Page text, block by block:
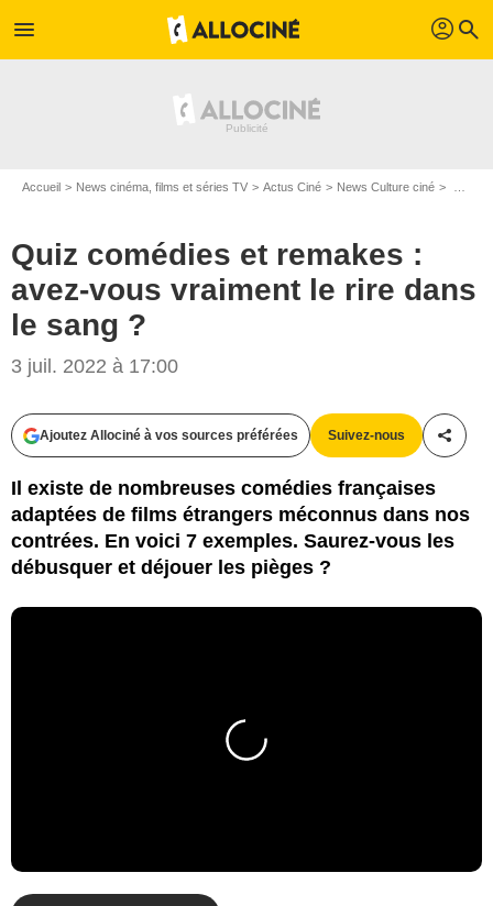
menu profil search
Accueil News cinéma, films et séries TV Actus Ciné News Culture ciné
Quiz comédies et remakes :
avez-vous vraiment le rire dans
le sang ?
3 juil. 2022 à 17:00
Ajoutez Allociné à vos sources préférées Suivez-nous
Il existe de nombreuses comédies françaises
adaptées de films étrangers méconnus dans nos
contrées. En voici 7 exemples. Saurez-vous les
débusquer et déjouer les pièges ?